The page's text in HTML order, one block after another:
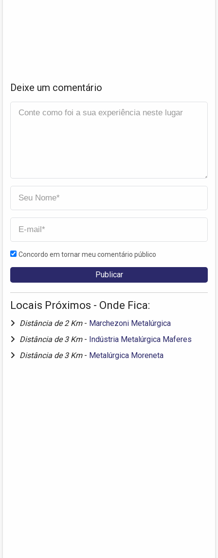
Deixe um comentário
Concordo em tornar meu comentário público
Locais Próximos - Onde Fica:
Distância de 2 Km - Marchezoni Metalúrgica
Distância de 3 Km - Indústria Metalúrgica Maferes
Distância de 3 Km - Metalúrgica Moreneta